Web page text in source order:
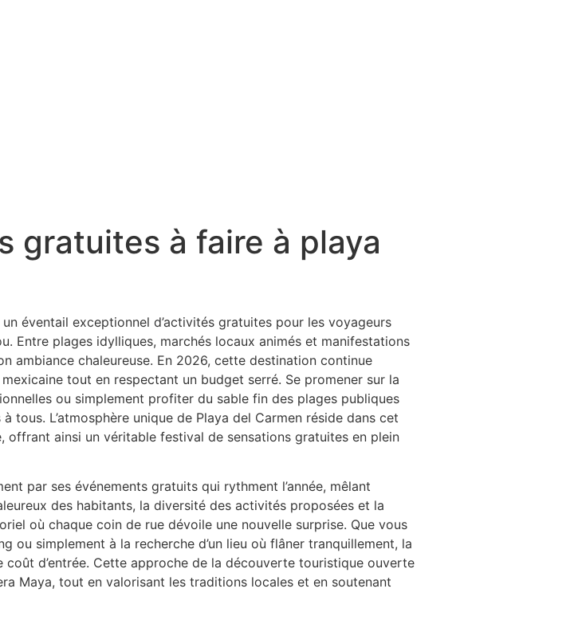
gratuites à faire à playa
éventail exceptionnel d’activités gratuites pour les voyageurs
Entre plages idylliques, marchés locaux animés et manifestations
ambiance chaleureuse. En 2026, cette destination continue
tout en respectant un budget serré. Se promener sur la
ou simplement profiter du sable fin des plages publiques
tous. L’atmosphère unique de Playa del Carmen réside dans cet
ainsi un véritable festival de sensations gratuites en plein
par ses événements gratuits qui rythment l’année, mêlant
des habitants, la diversité des activités proposées et la
où chaque coin de rue dévoile une nouvelle surprise. Que vous
ou simplement à la recherche d’un lieu où flâner tranquillement, la
d’entrée. Cette approche de la découverte touristique ouverte
Maya, tout en valorisant les traditions locales et en soutenant